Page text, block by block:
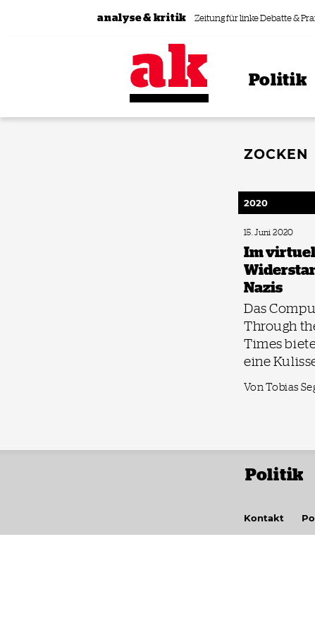
Zum Inhalt springen
analyse & kritik Zeitung für linke Debatte &
Politik
ZOCKEN
2020
15. Juni 2020
Im
Nazis
Das
Through
Times
eine
Von Tobias
Politik
Kontakt